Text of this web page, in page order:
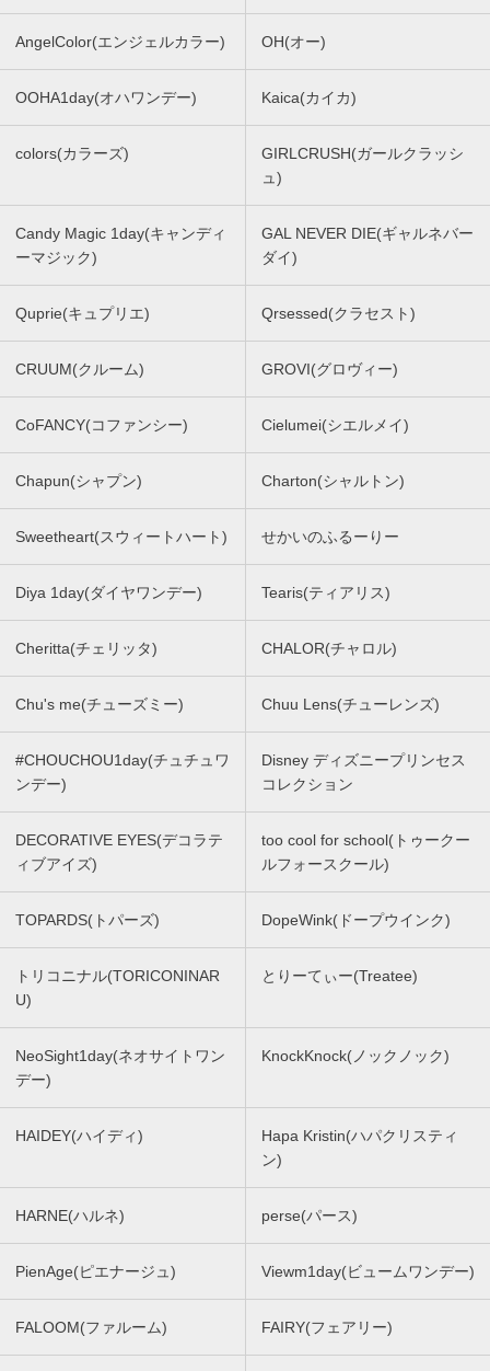
AngelColor(エンジェルカラー) OH(オー)
OOHA1day(オハワンデー) Kaica(カイカ)
colors(カラーズ)
GIRLCRUSH(ガールクラッシ
ュ)
Candy Magic 1day(キャンディ
ーマジック)
GAL NEVER DIE(ギャルネバー
ダイ)
Quprie(キュプリエ) Qrsessed(クラセスト)
CRUUM(クルーム) GROVI(グロヴィー)
CoFANCY(コファンシー) Cielumei(シエルメイ)
Chapun(シャプン) Charton(シャルトン)
Sweetheart(スウィートハート) せかいのふるーりー
Diya 1day(ダイヤワンデー) Tearis(ティアリス)
Cheritta(チェリッタ) CHALOR(チャロル)
Chu's me(チューズミー) Chuu Lens(チューレンズ)
#CHOUCHOU1day(チュチュワ
ンデー)
Disney ディズニープリンセス
コレクション
DECORATIVE EYES(デコラテ
ィブアイズ)
too cool for school(トゥークー
ルフォースクール)
TOPARDS(トパーズ) DopeWink(ドープウインク)
トリコニナル(TORICONINAR
U)
とりーてぃー(Treatee)
NeoSight1day(ネオサイトワン
デー)
KnockKnock(ノックノック)
HAIDEY(ハイディ)
Hapa Kristin(ハパクリスティ
ン)
HARNE(ハルネ) perse(パース)
PienAge(ピエナージュ) Viewm1day(ビュームワンデー)
FALOOM(ファルーム) FAIRY(フェアリー)